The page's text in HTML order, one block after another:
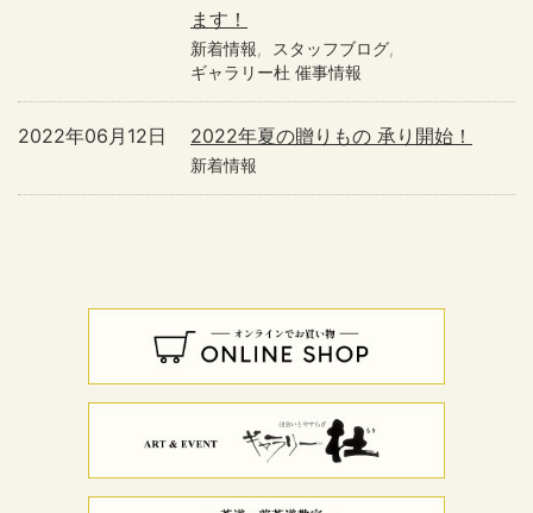
ます！
新着情報
スタッフブログ
ギャラリー杜 催事情報
2022年夏の贈りもの 承り開始！
2022年06月12日
新着情報